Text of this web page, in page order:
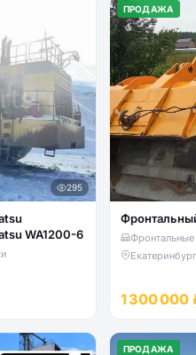
295
WA1200-6
ПРОДАЖА
Фронтальные
Екатеринбург
1 300 000
ПРОДАЖА